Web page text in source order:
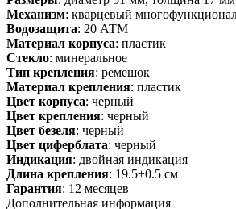
Механизм: кварцевый
Водозащита: 20 АТМ
Материал корпуса: пластик
Стекло: минеральное
Тип крепления: ремешок
Материал крепления: пластик
Цвет корпуса: черный
Цвет крепления: черный
Цвет безеля: черный
Цвет циферблата: черный
Индикация: двойная индикация
Длина крепления: 19.5±0.5 см
Гарантия: 12 месяцев
Дополнительная информация